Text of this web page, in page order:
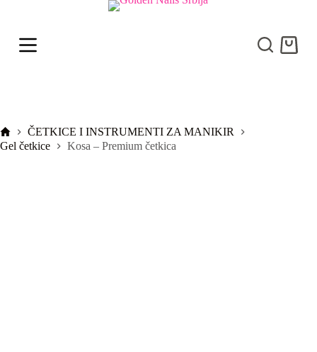
p
e
n
PočetnaČETKICE I INSTRUMENTI ZA MANIKIR
Gel četkice
Kosa – Premium četkica